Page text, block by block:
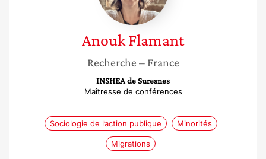
AnoukFlamant
Recherche – France
INSHEA de Suresnes
Maîtresse de conférences
Sociologie de l’action publique Minorités
Migrations